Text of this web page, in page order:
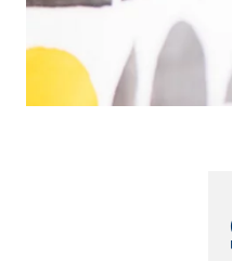
Statistički